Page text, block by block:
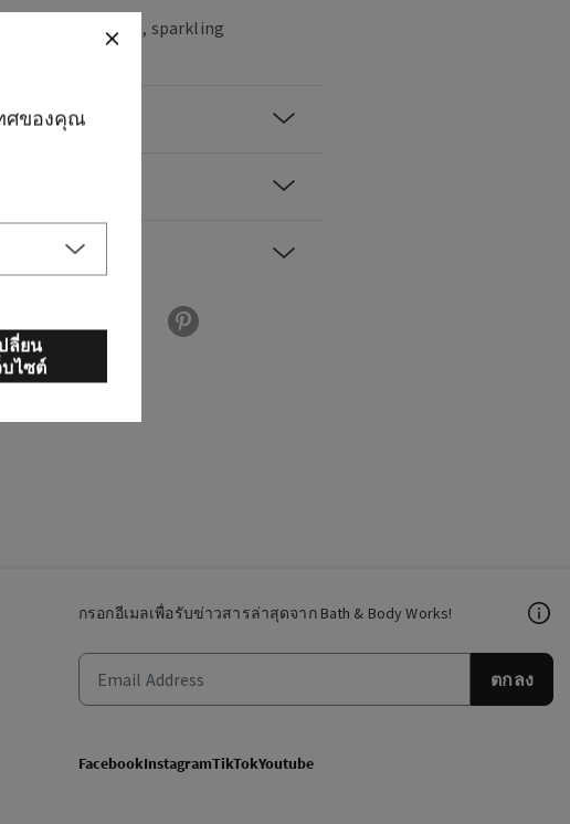
champagne, sparkling
กรอกอีเมลเพื่อรับข่าวสารล่าสุดจาก Bath & Body Works!
ตกลง
FacebookInstagramTikTokYoutube
ศของคุณ
ลี่ยน
บไซต์